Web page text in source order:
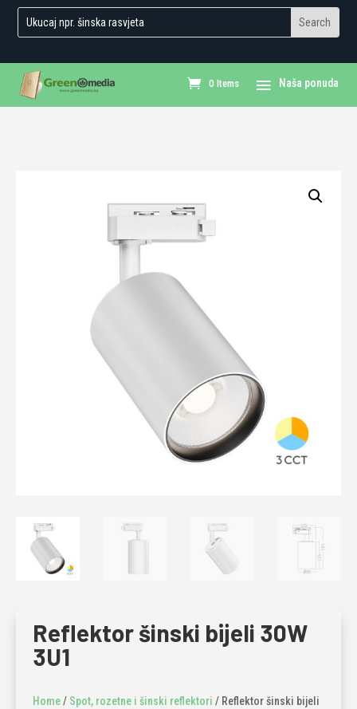
0 Items
Reflektor šinski bijeli 30W
3U1
Home/ Spot, rozetne i šinski reflektori / Reflektor šinski bijeli